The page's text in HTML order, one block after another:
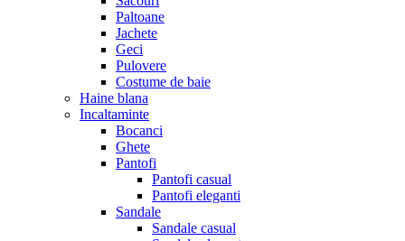
Paltoane
Jachete
Geci
Pulovere
Costume de baie
Haine blana
Incaltaminte
Bocanci
Ghete
Pantofi
Pantofi casual
Pantofi eleganti
Sandale
Sandale casual